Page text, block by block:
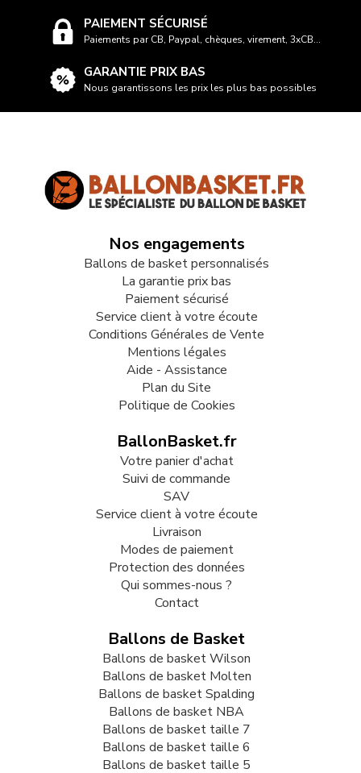
PAIEMENT SÉCURISÉ
Paiements par CB, Paypal, chèques, virement, 3xCB...
GARANTIE PRIX BAS
Nous garantissons les prix les plus bas possibles
Nos engagements
Ballons de basket personnalisés
La garantie prix bas
Paiement sécurisé
Service client à votre écoute
Conditions Générales de Vente
Mentions légales
Aide - Assistance
Plan du Site
Politique de Cookies
BallonBasket.fr
Votre panier d'achat
Suivi de commande
SAV
Service client à votre écoute
Livraison
Modes de paiement
Protection des données
Qui sommes-nous ?
Contact
Ballons de Basket
Ballons de basket Wilson
Ballons de basket Molten
Ballons de basket Spalding
Ballons de basket NBA
Ballons de basket taille 7
Ballons de basket taille 6
Ballons de basket taille 5